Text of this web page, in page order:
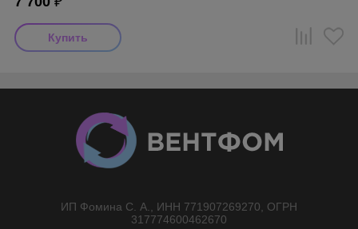
ИП Фомина С. А., ИНН 771907269270, ОГРН
317774600462670